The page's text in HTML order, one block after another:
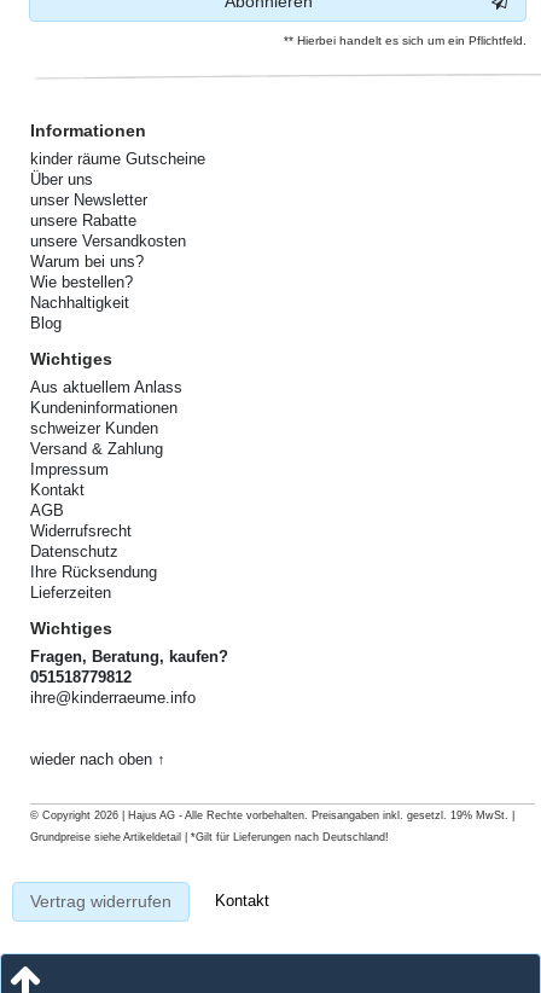
** Hierbei handelt es sich um ein Pflichtfeld.
Informationen
kinder räume Gutscheine
Über uns
unser Newsletter
unsere Rabatte
unsere Versandkosten
Warum bei uns?
Wie bestellen?
Nachhaltigkeit
Blog
Wichtiges
Aus aktuellem Anlass
Kundeninformationen
schweizer Kunden
Versand & Zahlung
Impressum
Kontakt
AGB
Widerrufsrecht
Datenschutz
Ihre Rücksendung
Lieferzeiten
Wichtiges
Fragen, Beratung, kaufen?
051518779812
ihre@kinderraeume.info
wieder nach oben ↑
© Copyright 2026 | Hajus AG - Alle Rechte vorbehalten. Preisangaben inkl. gesetzl. 19% MwSt. |
Grundpreise siehe Artikeldetail | *Gilt für Lieferungen nach Deutschland!
Vertrag widerrufen Kontakt